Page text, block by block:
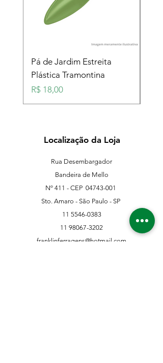
Pá de Jardim Estreita
Plástica Tramontina
Preço
R$ 18,00
Localização da Loja
Rua Desembargador
Bandeira de Mello
Nº 411 - CEP 04743-001
Sto. Amaro - São Paulo - SP
11 5546-0383
11 98067-3202
franklinferragens@hotmail.com